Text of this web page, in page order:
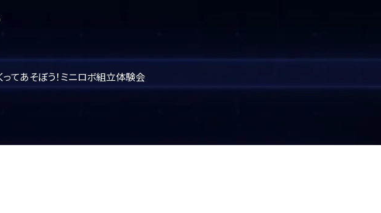
ってあそぼう！ミニロボ組立体験会